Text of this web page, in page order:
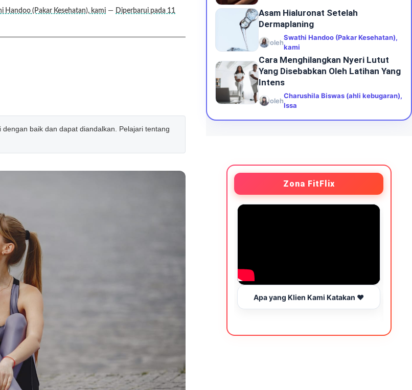
Handoo (Pakar Kesehatan), kami — Diperbarui pada 11
baik dan dapat diandalkan. Pelajari tentang
Asam Hialuronat Setelah
Dermaplaning
oleh
Swathi Handoo (Pakar Kesehatan),
kami
Cara Menghilangkan Nyeri Lutut
Yang Disebabkan Oleh Latihan Yang
Intens
oleh
Charushila Biswas (ahli kebugaran),
Issa
Zona FitFlix
Apa yang Klien Kami Katakan ❤️